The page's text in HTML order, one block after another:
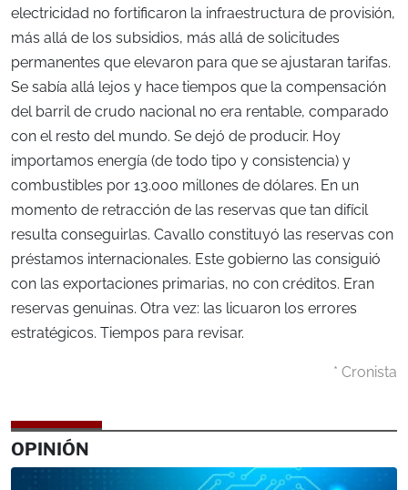
electricidad no fortificaron la infraestructura de provisión,
más allá de los subsidios, más allá de solicitudes
permanentes que elevaron para que se ajustaran tarifas.
Se sabía allá lejos y hace tiempos que la compensación
del barril de crudo nacional no era rentable, comparado
con el resto del mundo. Se dejó de producir. Hoy
importamos energía (de todo tipo y consistencia) y
combustibles por 13.000 millones de dólares. En un
momento de retracción de las reservas que tan difícil
resulta conseguirlas. Cavallo constituyó las reservas con
préstamos internacionales. Este gobierno las consiguió
con las exportaciones primarias, no con créditos. Eran
reservas genuinas. Otra vez: las licuaron los errores
estratégicos. Tiempos para revisar.
* Cronista
OPINIÓN